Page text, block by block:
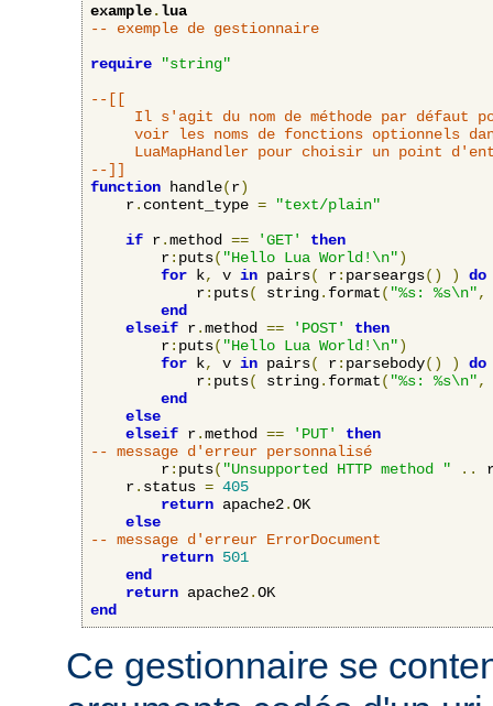
example.lua
-- exemple de gestionnaire
require
"string"
--[[
Il s'agit du nom de méthode par défaut
voir les noms de fonctions optionnels
LuaMapHandler pour choisir un point
--]]
function handle(r)
    r
. content_type =
"text/plain"
if r.method == 'GET'
then
    	r
: puts( "Hello Lua World!\n")
for k, v in pairs( r: parseargs() )
do
            r
: puts( string. format( "%s: %s\n",
end
elseif r.method == 'POST'
then
    	r
: puts( "Hello Lua World!\n")
for k, v in pairs( r: parsebody() )
do
            r
: puts( string. format( "%s: %s\n",
end
else
elseif r.method == 'PUT'
then
-- message d'erreur personnalisé
        r
: puts( "Unsupported HTTP method " ..
	r
. status = 405
return apache2.OK
else
-- message d'erreur ErrorDocument
return 501
end
return apache2.
end
Ce gestionnaire se